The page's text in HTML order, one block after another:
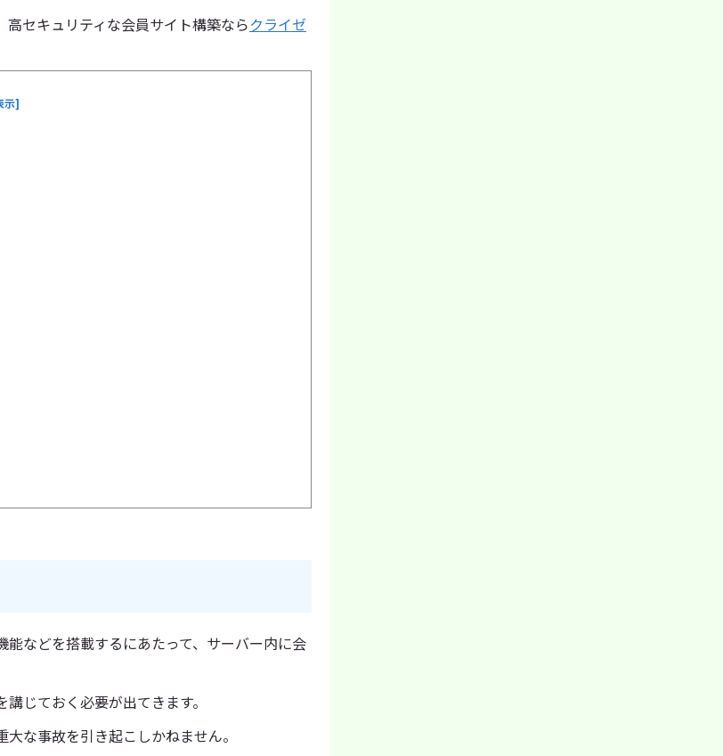
セキュリティな会員サイト構築ならクライゼ
示]
などを搭載するにあたって、サーバー内に会
じておく必要が出てきます。
な事故を引き起こしかねません。